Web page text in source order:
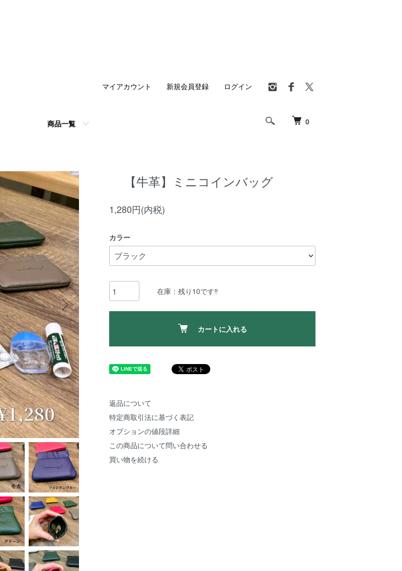
0
商品一覧
マイアカウント 新規会員登録 ログイン
【牛革】ミニコインバッグ
1,280円(内税)
カラー
在庫：残り10です‼️
カートに入れる
返品について
特定商取引法に基づく表記
オプションの値段詳細
この商品について問い合わせる
買い物を続ける